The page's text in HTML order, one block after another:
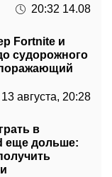
20:32 14.08
Fortnite и
судорожного
поражающий
13 августа, 20:28
в
еще дольше: